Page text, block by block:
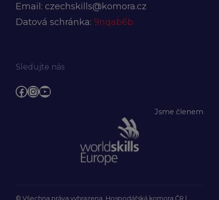
Email: czechskills@komora.cz
Datová schránka: 9nqab6b
Sledujte nás
Facebook
Instagram
YouTube
Jsme členem
© Všechna práva vyhrazena, Hospodářská komora ČR |